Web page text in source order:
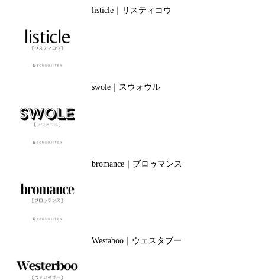
listicle｜リスティコウ
swole｜スウォウル
bromance｜ブロゥマンス
Westaboo｜ウェスタブー